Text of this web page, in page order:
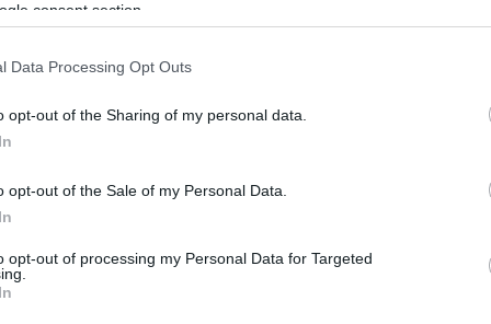
consent section.
Data Processing Opt Outs
opt-out of the Sharing of my personal data.
opt-out of the Sale of my Personal Data.
opt-out of processing my Personal Data for Targeted